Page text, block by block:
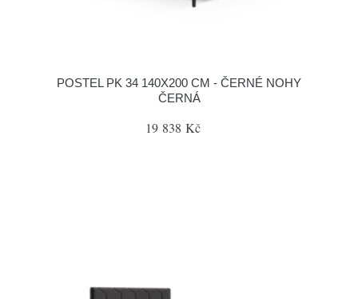
POSTEL PK 34 140X200 CM - ČERNÉ NOHY
ČERNÁ
19 838 Kč